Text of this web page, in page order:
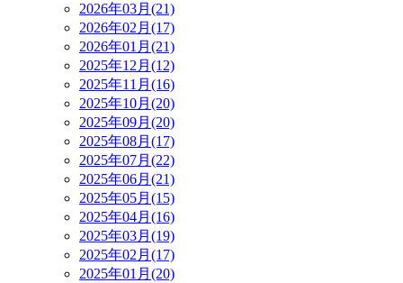
2026年03月(21)
2026年02月(17)
2026年01月(21)
2025年12月(12)
2025年11月(16)
2025年10月(20)
2025年09月(20)
2025年08月(17)
2025年07月(22)
2025年06月(21)
2025年05月(15)
2025年04月(16)
2025年03月(19)
2025年02月(17)
2025年01月(20)